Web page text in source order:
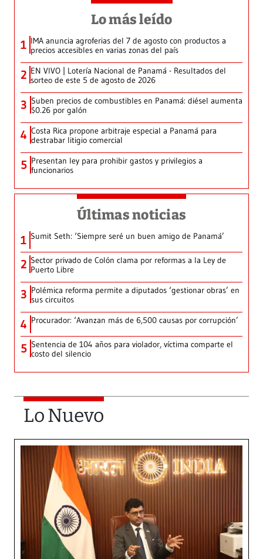
Lo más leído
1 IMA anuncia agroferias del 7 de agosto con productos a
precios accesibles en varias zonas del país
2 EN VIVO | Lotería Nacional de Panamá - Resultados del
sorteo de este 5 de agosto de 2026
3 Suben precios de combustibles en Panamá: diésel aumenta
$0.26 por galón
4 Costa Rica propone arbitraje especial a Panamá para
destrabar litigio comercial
5 Presentan ley para prohibir gastos y privilegios a
funcionarios
Últimas noticias
1 Sumit Seth: ‘Siempre seré un buen amigo de Panamá’
2 Sector privado de Colón clama por reformas a la Ley de
Puerto Libre
3 Polémica reforma permite a diputados ‘gestionar obras’ en
sus circuitos
4 Procurador: ‘Avanzan más de 6,500 causas por corrupción’
5 Sentencia de 104 años para violador, víctima comparte el
costo del silencio
Lo Nuevo